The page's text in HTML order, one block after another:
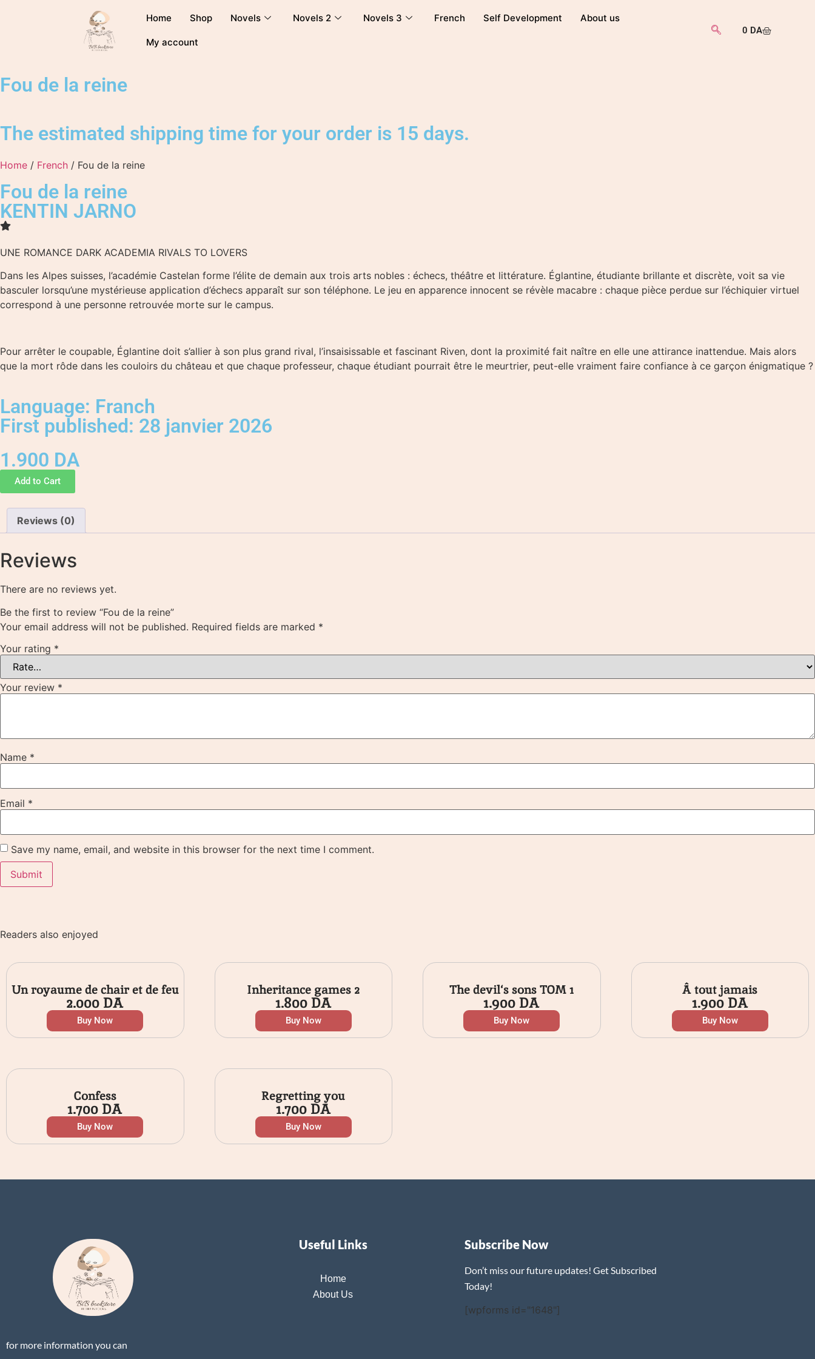
Home Shop Novels Novels 2 Novels 3 French Self Development About us
My account
0 DA
Fou de la reine
The estimated shipping time for your order is 15 days.
Home / French / Fou de la reine
Fou de la reine
KENTIN JARNO
UNE ROMANCE DARK ACADEMIA RIVALS TO LOVERS
Dans les Alpes suisses, l’académie Castelan forme l’élite de demain aux trois arts nobles : échecs, théâtre et littérature. Églantine, étudiante brillante et discrète, voit sa vie
basculer lorsqu’une mystérieuse application d’échecs apparaît sur son téléphone. Le jeu en apparence innocent se révèle macabre : chaque pièce perdue sur l’échiquier virtuel
correspond à une personne retrouvée morte sur le campus.
Pour arrêter le coupable, Églantine doit s’allier à son plus grand rival, l’insaisissable et fascinant Riven, dont la proximité fait naître en elle une attirance inattendue. Mais alors
que la mort rôde dans les couloirs du château et que chaque professeur, chaque étudiant pourrait être le meurtrier, peut-elle vraiment faire confiance à ce garçon énigmatique ?
Language: Franch
First published: 28 janvier 2026
1.900 DA
Add to Cart
Reviews (0)
Reviews
There are no reviews yet.
Be the first to review “Fou de la reine”
Your email address will not be published. Required fields are marked *
Your rating *
Your review *
Name *
Email *
Save my name, email, and website in this browser for the next time I comment.
Readers also enjoyed
Un royaume de chair et de feu
2.000DA
Buy Now
Inheritance games 2
1.800DA
Buy Now
The devil‘s sons TOM 1
1.900DA
Buy Now
Â tout jamais
1.900DA
Buy Now
Confess
1.700DA
Buy Now
Regretting you
1.700DA
Buy Now
for more information you can
Useful Links
Home
About Us
Subscribe Now
Don’t miss our future updates! Get Subscribed
Today!
[wpforms id="1648"]